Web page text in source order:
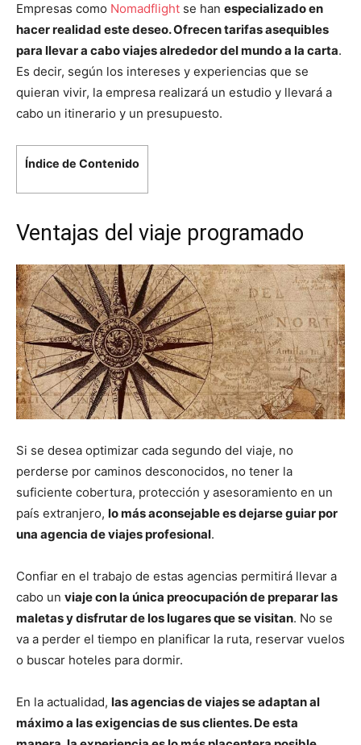
Empresas como Nomadflight se han especializado en
hacer realidad este deseo. Ofrecen tarifas asequibles
para llevar a cabo viajes alrededor del mundo a la carta.
Es decir, según los intereses y experiencias que se
quieran vivir, la empresa realizará un estudio y llevará a
cabo un itinerario y un presupuesto.
Índice de Contenido
Ventajas del viaje programado
Si se desea optimizar cada segundo del viaje, no
perderse por caminos desconocidos, no tener la
suficiente cobertura, protección y asesoramiento en un
país extranjero, lo más aconsejable es dejarse guiar por
una agencia de viajes profesional.
Confiar en el trabajo de estas agencias permitirá llevar a
cabo un viaje con la única preocupación de preparar las
maletas y disfrutar de los lugares que se visitan. No se
va a perder el tiempo en planificar la ruta, reservar vuelos
o buscar hoteles para dormir.
En la actualidad, las agencias de viajes se adaptan al
máximo a las exigencias de sus clientes. De esta